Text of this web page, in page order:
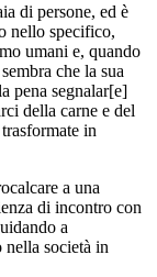
di persone, ed è
nello specifico,
umani e, quando
che la sua
pena segnalar[e]
della carne e del
in
a una
di incontro con
a
società in